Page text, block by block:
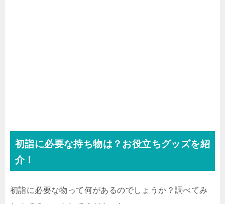
初詣に必要な持ち物は？お役立ちグッズを紹
介！
初詣に必要な物って何があるのでしょうか？調べてみ